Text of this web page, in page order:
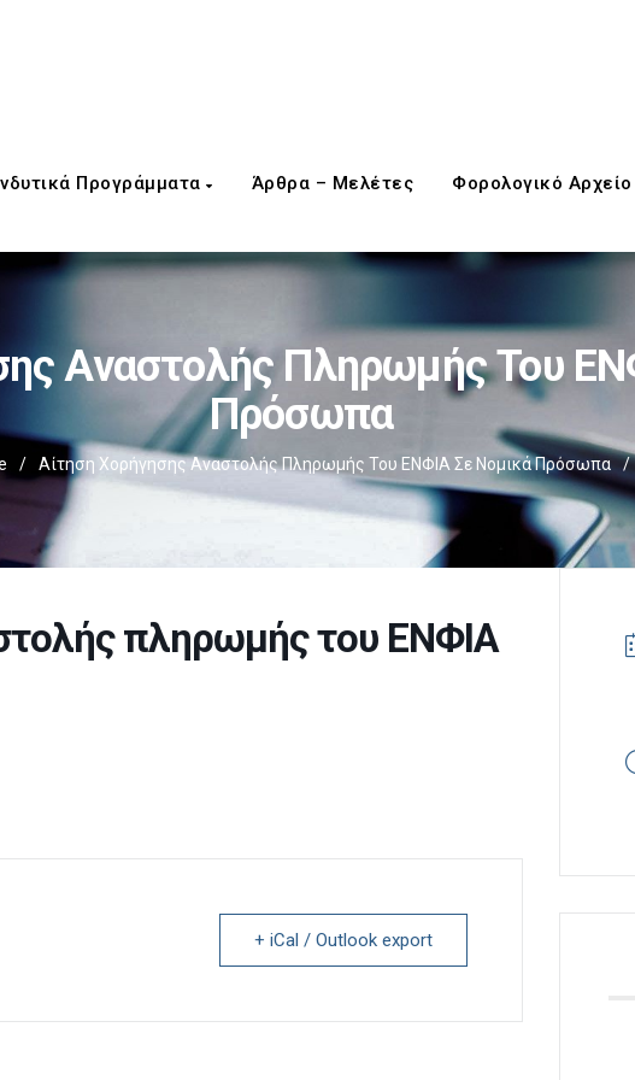
Προγράμματα Άρθρα – Μελέτες Φορολογικό Αρχείο
Αναστολής Πληρωμής Του
Πρόσωπα
/ Αίτηση Χορήγησης Αναστολής Πληρωμής Του ΕΝΦΙΑ Σε Νομικά Πρόσωπα /
πληρωμής του ΕΝΦΙΑ
+ iCal / Outlook export